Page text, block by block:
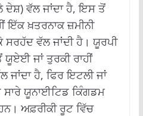
ਦੇਸ਼) ਵੱਲ ਜਾਂਦਾ ਹੈ, ਇਸ ਤੋਂ
ਇੱਕ ਖ਼ਤਰਨਾਕ ਜ਼ਮੀਨੀ
ਸਰਹੱਦ ਵੱਲ ਜਾਂਦੀ ਹੈ। ਯੂਰਪੀ
ਜਾਂ ਤੁਰਕੀ ਰਾਹੀਂ
ਜਾਂਦਾ ਹੈ, ਫਿਰ ਇਟਲੀ ਜਾਂ
ਸਾਰੇ ਯੂਨਾਈਟਿਡ ਕਿੰਗਡਮ
ਅਫ਼ਰੀਕੀ ਰੂਟ ਵਿੱਚ